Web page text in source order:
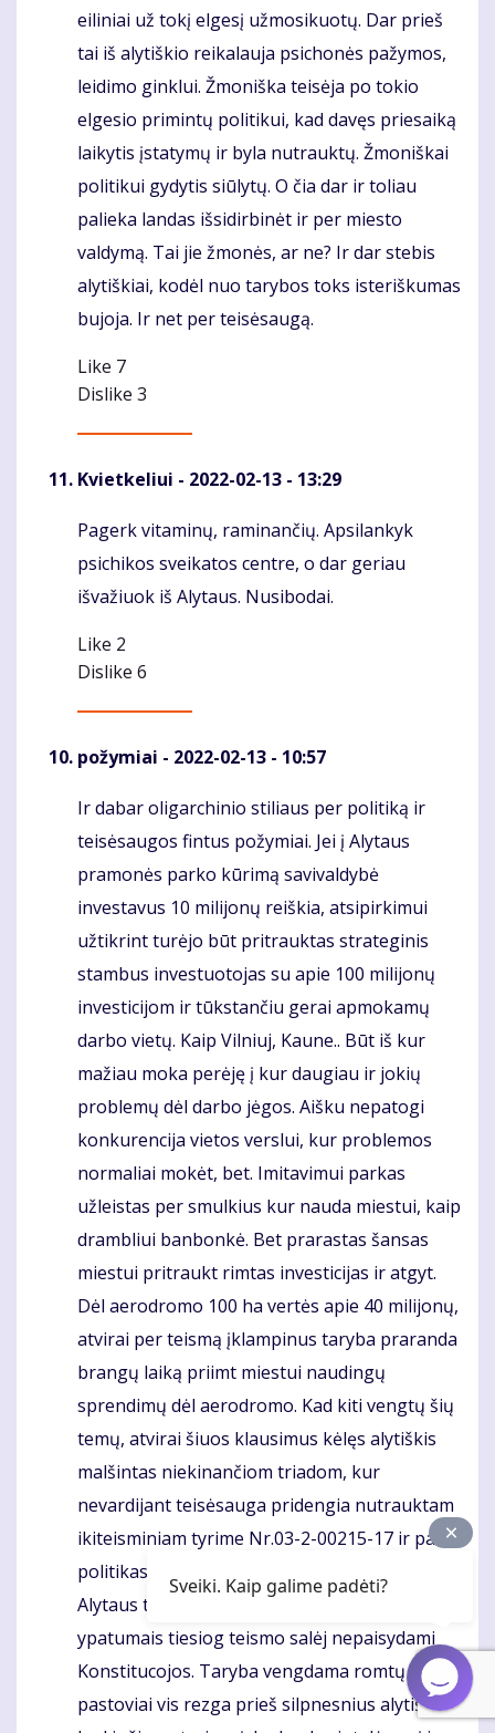
eiliniai už tokį elgesį užmosikuotų. Dar prieš
tai iš alytiškio reikalauja psichonės pažymos,
leidimo ginklui. Žmoniška teisėja po tokio
elgesio primintų politikui, kad davęs priesaiką
laikytis įstatymų ir byla nutrauktų. Žmoniškai
politikui gydytis siūlytų. O čia dar ir toliau
palieka landas išsidirbinėt ir per miesto
valdymą. Tai jie žmonės, ar ne? Ir dar stebis
alytiškiai, kodėl nuo tarybos toks isteriškumas
bujoja. Ir net per teisėsaugą.
Like 7
Dislike 3
Kvietkeliui - 2022-02-13 - 13:29
Komentaras
Pagerk vitaminų, raminančių. Apsilankyk
psichikos sveikatos centre, o dar geriau
išvažiuok iš Alytaus. Nusibodai.
Like 2
Dislike 6
požymiai - 2022-02-13 - 10:57
Komentaras
Ir dabar oligarchinio stiliaus per politiką ir
teisėsaugos fintus požymiai. Jei į Alytaus
pramonės parko kūrimą savivaldybė
investavus 10 milijonų reiškia, atsipirkimui
užtikrint turėjo būt pritrauktas strateginis
stambus investuotojas su apie 100 milijonų
investicijom ir tūkstančiu gerai apmokamų
darbo vietų. Kaip Vilniuj, Kaune.. Būt iš kur
mažiau moka perėję į kur daugiau ir jokių
problemų dėl darbo jėgos. Aišku nepatogi
konkurencija vietos verslui, kur problemos
normaliai mokėt, bet. Imitavimui parkas
užleistas per smulkius kur nauda miestui, kaip
drambliui banbonkė. Bet prarastas šansas
miestui pritraukt rimtas investicijas ir atgyt.
Dėl aerodromo 100 ha vertės apie 40 milijonų,
atvirai per teismą įklampinus taryba praranda
brangų laiką priimt miestui naudingų
sprendimų dėl aerodromo. Kad kiti vengtų šių
temų, atvirai šiuos klausimus kėlęs alytiškis
malšintas niekinančiom triadom, kur
nevardijant teisėsauga pridengia nutrauktam
ikiteisminiam tyrime Nr.03-2-00215-17 ir pats
politikas per privatų ieškinį gainioja per
Alytaus teismo civ. bylą Nr.2-952-292/2017 . Su
ypatumais tiesiog teismo salėj nepaisydami
Konstitucojos. Taryba vengdama romtų temų
pastoviai vis rezga prieš silpnesnius alytiškius,
Sveiki. Kaip galime padėti?